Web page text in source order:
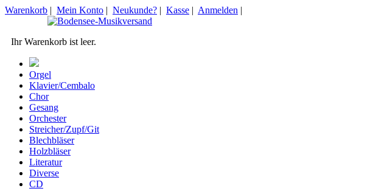
Warenkorb | Mein Konto | Neukunde? | Kasse | Anmelden |
Ihr Warenkorb ist leer.
Orgel
Klavier/Cembalo
Chor
Gesang
Orchester
Streicher/Zupf/Git
Blechbläser
Holzbläser
Literatur
Diverse
CD